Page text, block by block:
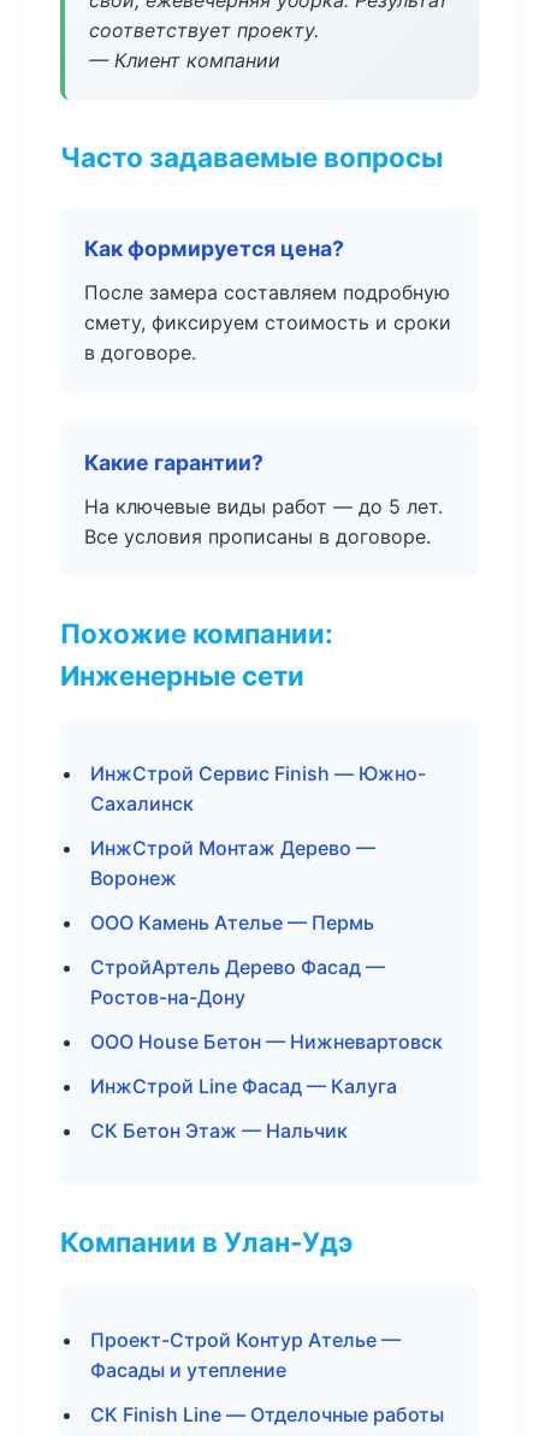
соответствует проекту.
— Клиент компании
Часто задаваемые вопросы
Как формируется цена?
После замера составляем подробную
смету, фиксируем стоимость и сроки
в договоре.
Какие гарантии?
На ключевые виды работ — до 5 лет.
Все условия прописаны в договоре.
Похожие компании:
Инженерные сети
ИнжСтрой Сервис Finish — Южно-
Сахалинск
ИнжСтрой Монтаж Дерево —
Воронеж
ООО Камень Ателье — Пермь
СтройАртель Дерево Фасад —
Ростов-на-Дону
ООО House Бетон — Нижневартовск
ИнжСтрой Line Фасад — Калуга
СК Бетон Этаж — Нальчик
Компании в Улан-Удэ
Проект-Строй Контур Ателье —
Фасады и утепление
СК Finish Line — Отделочные работы